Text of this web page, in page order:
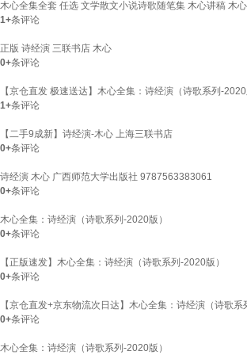
木心全集全套 任选 文学散文小说诗歌随笔集 木心讲稿 木
1+条评论
正版 诗经演 三联书店 木心
0+条评论
【京仓直发 极速送达】木心全集：诗经演（诗歌系列-2020
1+条评论
【二手9成新】诗经演-木心 上海三联书店
0+条评论
诗经演 木心 广西师范大学出版社 9787563383061
0+条评论
木心全集：诗经演（诗歌系列-2020版）
0+条评论
【正版速发】木心全集：诗经演（诗歌系列-2020版）
0+条评论
【京仓直发+京东物流次日达】木心全集：诗经演（诗歌系
0+条评论
木心全集：诗经演（诗歌系列-2020版）